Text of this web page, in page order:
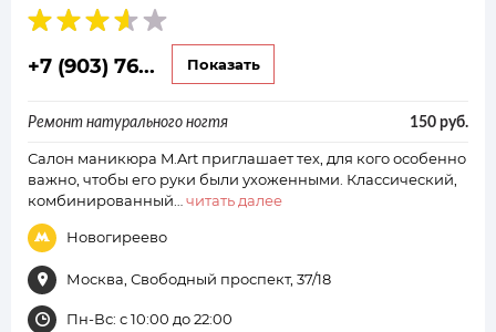
+7 (903) 76... Показать
Ремонт натурального ногтя 150 руб.
Салон маникюра M.Art приглашает тех, для кого особенно
важно, чтобы его руки были ухоженными. Классический,
комбинированный…читать далее
Новогиреево
Москва, Свободный проспект, 37/18
Пн-Вс: с 10:00 до 22:00